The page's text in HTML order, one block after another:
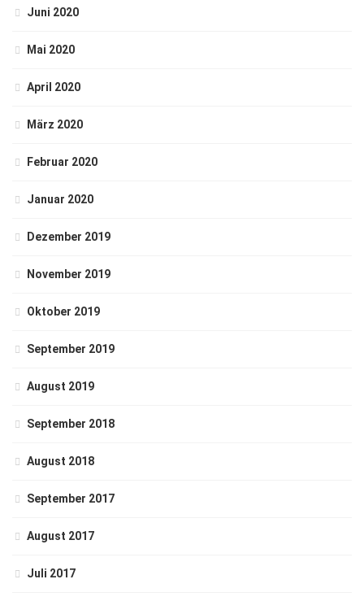
Juni 2020
Mai 2020
April 2020
März 2020
Februar 2020
Januar 2020
Dezember 2019
November 2019
Oktober 2019
September 2019
August 2019
September 2018
August 2018
September 2017
August 2017
Juli 2017